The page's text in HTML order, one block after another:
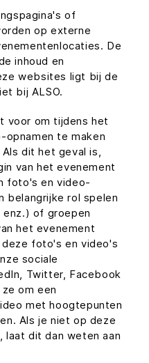
of
op externe
De
inhoud en
websites ligt bij de
bij ALSO.
voor om tijdens het
te maken
dit het geval is,
van het evenement
foto's en video-
belangrijke rol spelen
of groepen
het evenement
foto's en video's
sociale
Twitter, Facebook
om een
met hoogtepunten
Als je niet op deze
dit dan weten aan